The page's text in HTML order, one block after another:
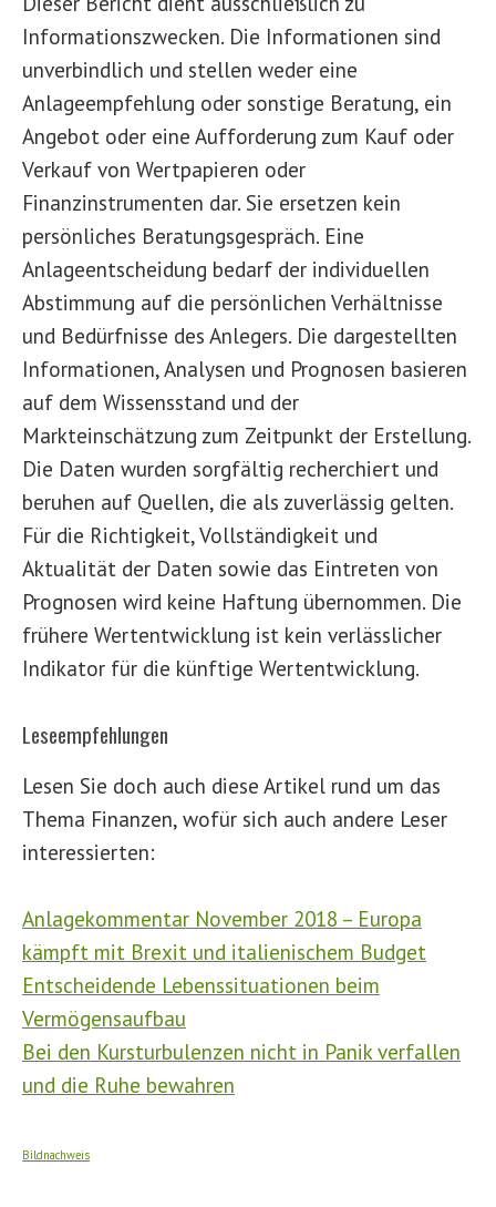
Informationszwecken. Die Informationen sind
unverbindlich und stellen weder eine
Anlageempfehlung oder sonstige Beratung, ein
Angebot oder eine Aufforderung zum Kauf oder
Verkauf von Wertpapieren oder
Finanzinstrumenten dar. Sie ersetzen kein
persönliches Beratungsgespräch. Eine
Anlageentscheidung bedarf der individuellen
Abstimmung auf die persönlichen Verhältnisse
und Bedürfnisse des Anlegers. Die dargestellten
Informationen, Analysen und Prognosen basieren
auf dem Wissensstand und der
Markteinschätzung zum Zeitpunkt der Erstellung.
Die Daten wurden sorgfältig recherchiert und
beruhen auf Quellen, die als zuverlässig gelten.
Für die Richtigkeit, Vollständigkeit und
Aktualität der Daten sowie das Eintreten von
Prognosen wird keine Haftung übernommen. Die
frühere Wertentwicklung ist kein verlässlicher
Indikator für die künftige Wertentwicklung.
Leseempfehlungen
Lesen Sie doch auch diese Artikel rund um das
Thema Finanzen, wofür sich auch andere Leser
interessierten:
Anlagekommentar November 2018 – Europa
kämpft mit Brexit und italienischem Budget
Entscheidende Lebenssituationen beim
Vermögensaufbau
Bei den Kursturbulenzen nicht in Panik verfallen
und die Ruhe bewahren
Bildnachweis